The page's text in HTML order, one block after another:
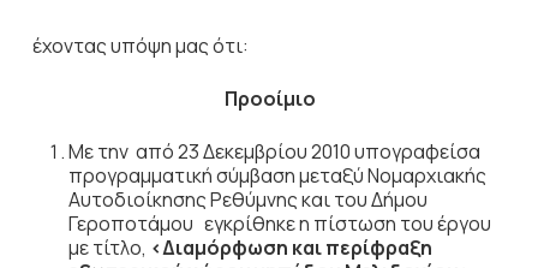
έχοντας υπόψη μας ότι:
Προοίμιο
Με την από 23 Δεκεμβρίου 2010 υπογραφείσα
προγραμματική σύμβαση μεταξύ Νομαρχιακής
Αυτοδιοίκησης Ρεθύμνης και του Δήμου
Γεροποτάμου εγκρίθηκε η πίστωση του έργου
με τίτλο, <Διαμόρφωση και περίφραξη